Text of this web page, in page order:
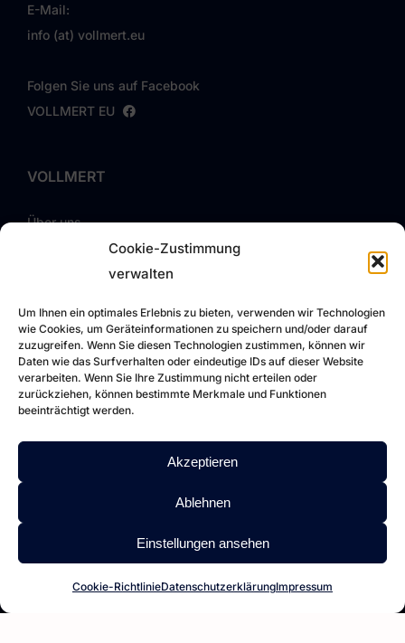
Cookie-Zustimmung
verwalten
Um Ihnen ein optimales Erlebnis zu bieten, verwenden wir Technologien
wie Cookies, um Geräteinformationen zu speichern und/oder darauf
zuzugreifen. Wenn Sie diesen Technologien zustimmen, können wir
Daten wie das Surfverhalten oder eindeutige IDs auf dieser Website
verarbeiten. Wenn Sie Ihre Zustimmung nicht erteilen oder
zurückziehen, können bestimmte Merkmale und Funktionen
beeinträchtigt werden.
Akzeptieren
Ablehnen
Einstellungen ansehen
Cookie-RichtlinieDatenschutzerklärungImpressum
E-Mail:
info (at) vollmert.eu
Folgen Sie uns auf Facebook
VOLLMERT EU
VOLLMERT
Über uns
Karriere
Impressum
Datenschutz
AGBs
Wartungskalender